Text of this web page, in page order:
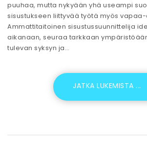
puuhaa, mutta nykyään yhä useampi
sisustukseen liittyvää työtä myös
Ammattitaitoinen sisustussuunnittelija
aikanaan, seuraa tarkkaan
tulevan syksyn ja…